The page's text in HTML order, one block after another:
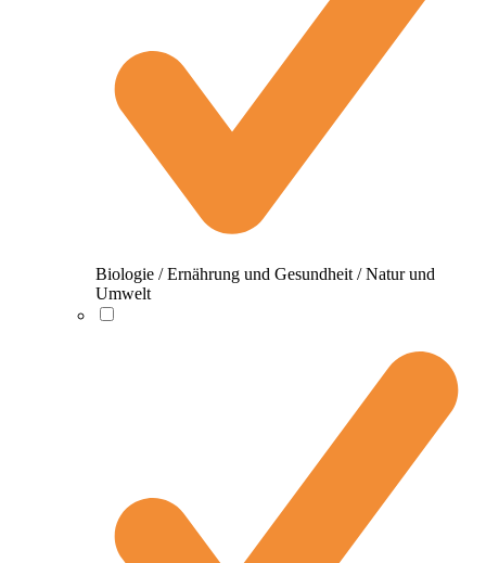
Biologie / Ernährung und Gesundheit / Natur und
Umwelt